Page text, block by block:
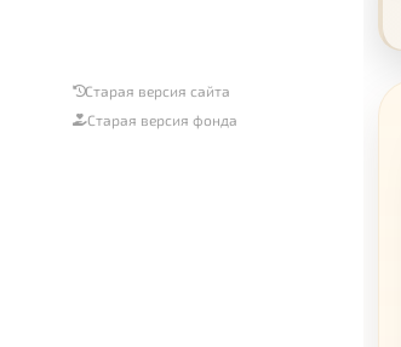
Старая версия сайта
Старая версия фонда